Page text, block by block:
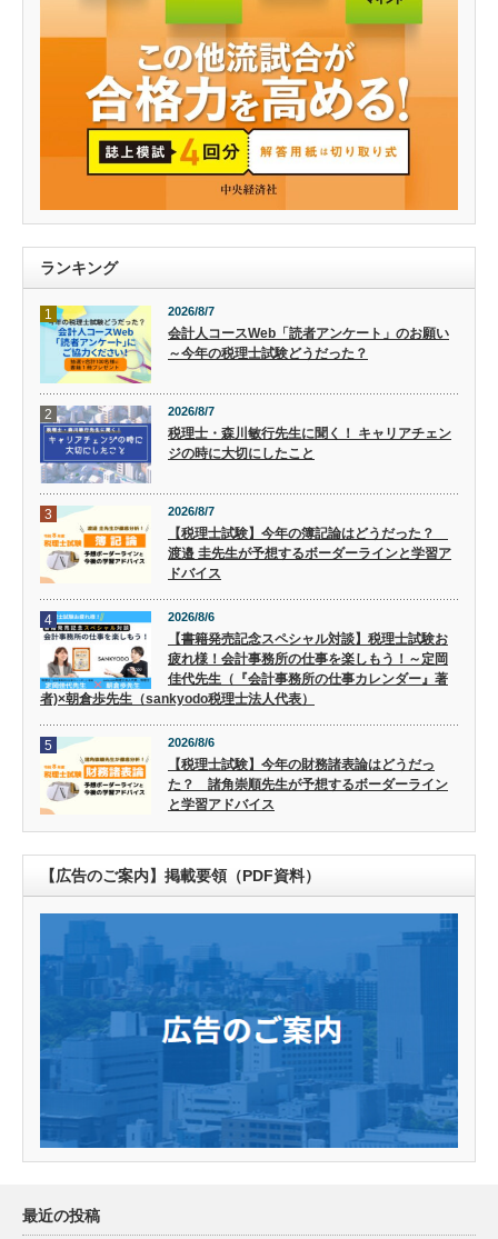
ランキング
1 2026/8/7
会計人コースWeb「読者アンケート」のお願い
～今年の税理士試験どうだった？
2 2026/8/7
税理士・森川敏行先生に聞く！ キャリアチェン
ジの時に大切にしたこと
3 2026/8/7
【税理士試験】今年の簿記論はどうだった？
渡邉 圭先生が予想するボーダーラインと学習ア
ドバイス
4 2026/8/6
【書籍発売記念スペシャル対談】税理士試験お
疲れ様！会計事務所の仕事を楽しもう！～定岡
佳代先生（『会計事務所の仕事カレンダー』著
者)×朝倉歩先生（sankyodo税理士法人代表）
5 2026/8/6
【税理士試験】今年の財務諸表論はどうだっ
た？ 諸角崇順先生が予想するボーダーライン
と学習アドバイス
【広告のご案内】掲載要領（PDF資料）
最近の投稿